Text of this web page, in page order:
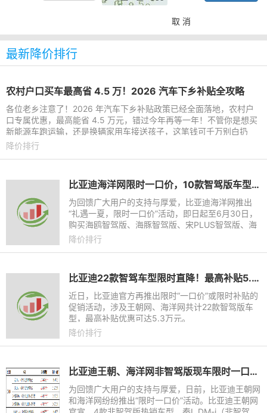
取 消
最新降价排行
农村户口买车最高省 4.5 万！2026 汽车下乡补贴全攻略
各位老乡注意了！2026 年汽车下乡补贴政策已经全面落地，农村户
口专属优惠，最高能省 4.5 万元，错过今年再等一年！不管你是想买
新能源车跑运输，还是换辆家用车接送孩子，这笔钱可千万别白扔
了！一、农村户口凭啥多
降价排行
比亚迪海洋网限时一口价，10款智驾版车型5.58万起
为回馈广大用户的支持与厚爱，比亚迪海洋网推出
“礼遇一夏，限时一口价”活动，即日起至6月30日，
购买海鸥智驾版、海豚智驾版、宋PLUS智驾版、海
豹06DM-i智驾版等10款智驾版车型，即可享受限时
降价排行
比亚迪22款智驾车型限时直降！最高补贴5.3万元，王朝/海洋网齐发力
近日，比亚迪官方再推出限时“一口价”或限时补贴的
促销活动，涉及王朝网、海洋网共计22款智驾版车
型，最高补贴优惠可达5.3万元。
降价排行
比亚迪王朝、海洋网非智驾版现车限时一口价，最低8.98万元起
为回馈广大用户的支持与厚爱，日前，比亚迪王朝网
和海洋网纷纷推出“限时一口价”活动。比亚迪王朝网